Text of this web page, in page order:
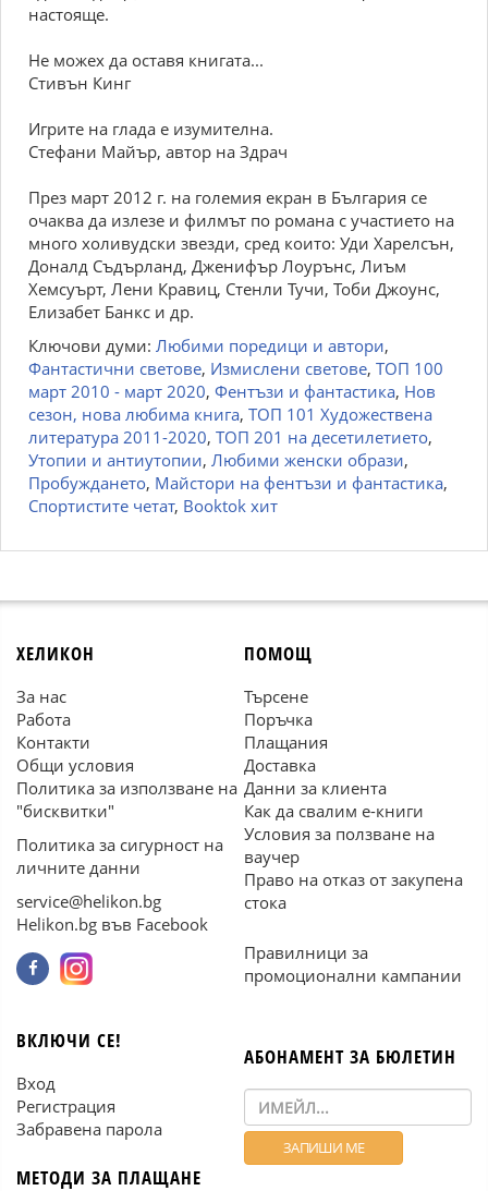
настояще.
Не можех да оставя книгата...
Стивън Кинг
Игрите на глада е изумителна.
Стефани Майър, автор на Здрач
През март 2012 г. на големия екран в България се
очаква да излезе и филмът по романа с участието на
много холивудски звезди, сред които: Уди Харелсън,
Доналд Съдърланд, Дженифър Лоурънс, Лиъм
Хемсуърт, Лени Кравиц, Стенли Тучи, Тоби Джоунс,
Елизабет Банкс и др.
Ключови думи: Любими поредици и автори,
Фантастични светове, Измислени светове, ТОП 100
март 2010 - март 2020, Фентъзи и фантастика, Нов
сезон, нова любима книга, ТОП 101 Художествена
литература 2011-2020, ТОП 201 на десетилетието,
Утопии и антиутопии, Любими женски образи,
Пробуждането, Майстори на фентъзи и фантастика,
Спортистите четат, Booktok хит
ХЕЛИКОН
За нас
Работа
Контакти
Общи условия
Политика за използване на
"бисквитки"
Политика за сигурност на
личните данни
service@helikon.bg
Helikon.bg във Facebook
ПОМОЩ
Търсене
Поръчка
Плащания
Доставка
Данни за клиента
Как да свалим е-книги
Условия за ползване на
ваучер
Право на отказ от закупена
стока
Правилници за
промоционални кампании
ВКЛЮЧИ СЕ!
Вход
Регистрация
Забравена парола
МЕТОДИ ЗА ПЛАЩАНЕ
АБОНАМЕНТ ЗА БЮЛЕТИН